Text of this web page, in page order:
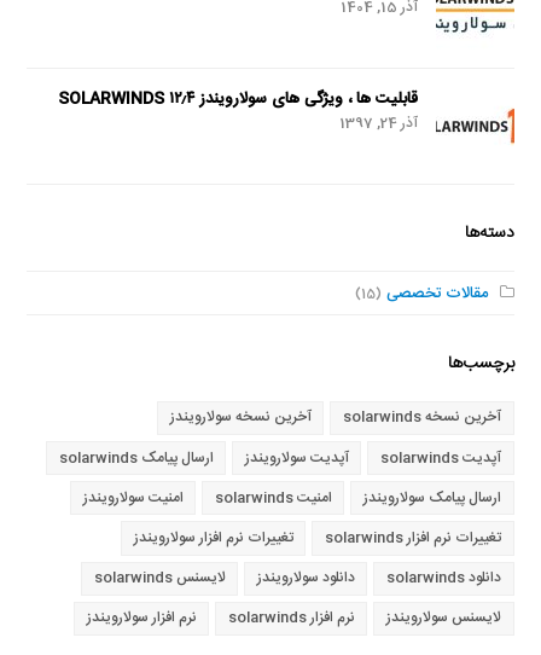
آذر 15, 1404
قابلیت ها ، ویژگی های سولارویندز SOLARWINDS ۱۲٫۴
آذر 24, 1397
دسته‌ها
مقالات تخصصی (15)
برچسب‌ها
آخرین نسخه solarwinds
آخرین نسخه سولارویندز
آپدیت solarwinds
آپدیت سولارویندز
ارسال پیامک solarwinds
ارسال پیامک سولارویندز
امنیت solarwinds
امنیت سولارویندز
تغییرات نرم افزار solarwinds
تغییرات نرم افزار سولارویندز
دانلود solarwinds
دانلود سولارویندز
لایسنس solarwinds
لایسنس سولارویندز
نرم افزار solarwinds نرم افزار سولارویندز